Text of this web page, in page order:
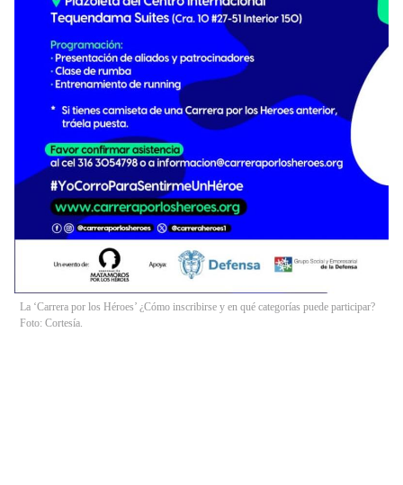
La ‘Carrera por los Héroes’ ¿Cómo inscribirse y en qué categorías puede participar?
Foto: Cortesía.